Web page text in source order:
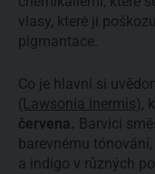
vlasy, které ji
pigmantace.
Co je hlavní si
(Lawsonia inermis),
červena. Barvicí
barevnému
a indigo v různých